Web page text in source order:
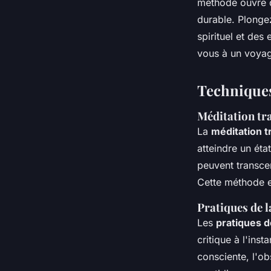
méthode ouvre
durable.
spirituel et des
vous à un
Méditation
La méditation
atteindre un
peuvent
Cette méthode
Pratiques de
Les pratiques
critique à
consciente,